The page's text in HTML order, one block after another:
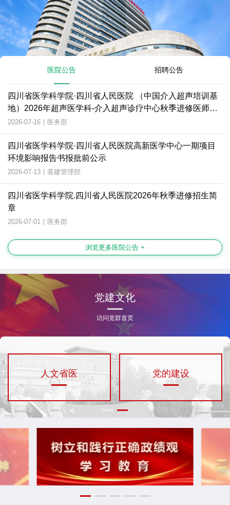
医院公告 招聘公告
四川省医学科学院·四川省人民医院 （中国介入超声培训基
地）2026年超声医学科-介入超声诊疗中心秋季进修医师招
生简章
2026-07-16 | 医务部
四川省医学科学院·四川省人民医院高新医学中心一期项目
环境影响报告书报批前公示
2026-07-13 | 基建管理部
四川省医学科学院.四川省人民医院2026年秋季进修招生简
章
2026-07-01 | 医务部
浏览更多医院公告 +
党建文化
访问党群首页
人文省医 党的建设